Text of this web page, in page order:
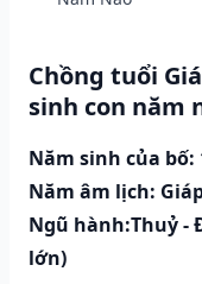
Chồng tuổi
sinh con năm
Năm sinh của bố:
Năm âm lịch:
Ngũ hành:Thuỷ -
lớn)